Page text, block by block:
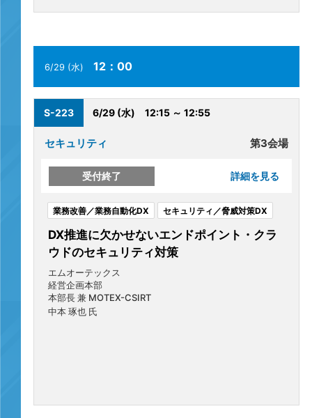
6/29 (水) 12：00
S-223 6/29 (水) 12:15 ～ 12:55
セキュリティ 第3会場
受付終了 詳細を見る
業務改善／業務自動化DX セキュリティ／脅威対策DX
DX推進に欠かせないエンドポイント・クラ
ウドのセキュリティ対策
エムオーテックス
経営企画本部
本部長 兼 MOTEX-CSIRT
中本 琢也 氏